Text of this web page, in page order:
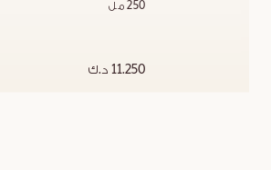
250 مل
11.250 د.ك